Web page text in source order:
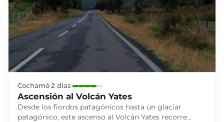
Cochamó 2 días
Ascensión al Volcán Yates
Desde los fiordos patagónicos hasta un glaciar
patagónico, este ascenso al Volcán Yates recorre